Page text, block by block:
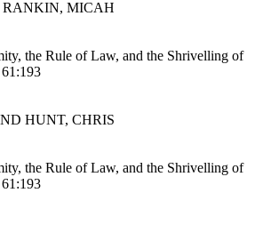
RANKIN, MICAH
the Rule of Law, and the Shrivelling of
HUNT, CHRIS
the Rule of Law, and the Shrivelling of